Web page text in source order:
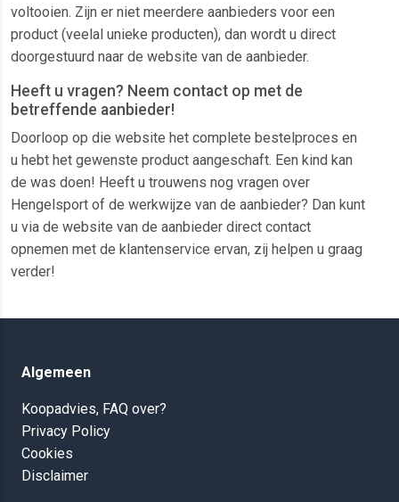
voltooien. Zijn er niet meerdere aanbieders voor een
product (veelal unieke producten), dan wordt u direct
doorgestuurd naar de website van de aanbieder.
Heeft u vragen? Neem contact op met de
betreffende aanbieder!
Doorloop op die website het complete bestelproces en
u hebt het gewenste product aangeschaft. Een kind kan
de was doen! Heeft u trouwens nog vragen over
Hengelsport of de werkwijze van de aanbieder? Dan kunt
u via de website van de aanbieder direct contact
opnemen met de klantenservice ervan, zij helpen u graag
verder!
Algemeen
Koopadvies, FAQ over?
Privacy Policy
Cookies
Disclaimer